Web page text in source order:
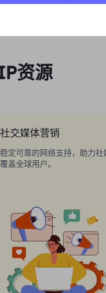
资源
社交媒体营销
稳定可靠的网络支持，助力社
覆盖全球用户。